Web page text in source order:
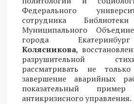
Федерального
сотрудника
Муниципального
города
Колясникова,
разрушительной
рассматривать не
завершение аварийных
показательный пример
антикризисного управления.